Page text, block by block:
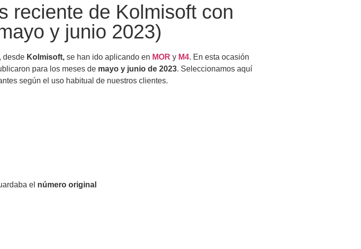
reciente de Kolmisoft con
y junio 2023)
desde Kolmisoft,se han ido aplicando en MOR y M4. En esta ocasión
para los meses de mayo y junio de 2023. Seleccionamos aquí
según el uso habitual de nuestros clientes.
el número original